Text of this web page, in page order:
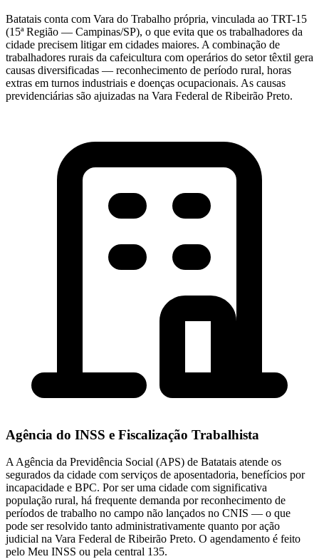
Batatais conta com Vara do Trabalho própria, vinculada ao TRT-15
(15ª Região — Campinas/SP), o que evita que os trabalhadores da
cidade precisem litigar em cidades maiores. A combinação de
trabalhadores rurais da cafeicultura com operários do setor têxtil gera
causas diversificadas — reconhecimento de período rural, horas
extras em turnos industriais e doenças ocupacionais. As causas
previdenciárias são ajuizadas na Vara Federal de Ribeirão Preto.
Agência do INSS e Fiscalização Trabalhista
A Agência da Previdência Social (APS) de Batatais atende os
segurados da cidade com serviços de aposentadoria, benefícios por
incapacidade e BPC. Por ser uma cidade com significativa
população rural, há frequente demanda por reconhecimento de
períodos de trabalho no campo não lançados no CNIS — o que
pode ser resolvido tanto administrativamente quanto por ação
judicial na Vara Federal de Ribeirão Preto. O agendamento é feito
pelo Meu INSS ou pela central 135.